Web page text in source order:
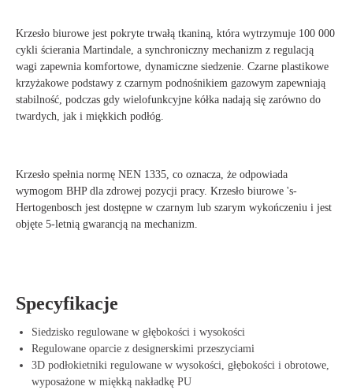
Krzesło biurowe jest pokryte trwałą tkaniną, która wytrzymuje 100 000
cykli ścierania Martindale, a synchroniczny mechanizm z regulacją
wagi zapewnia komfortowe, dynamiczne siedzenie. Czarne plastikowe
krzyżakowe podstawy z czarnym podnośnikiem gazowym zapewniają
stabilność, podczas gdy wielofunkcyjne kółka nadają się zarówno do
twardych, jak i miękkich podłóg.
Krzesło spełnia normę NEN 1335, co oznacza, że odpowiada
wymogom BHP dla zdrowej pozycji pracy. Krzesło biurowe 's-
Hertogenbosch jest dostępne w czarnym lub szarym wykończeniu i jest
objęte 5-letnią gwarancją na mechanizm.
Specyfikacje
Siedzisko regulowane w głębokości i wysokości
Regulowane oparcie z designerskimi przeszyciami
3D podłokietniki regulowane w wysokości, głębokości i obrotowe,
wyposażone w miękką nakładkę PU